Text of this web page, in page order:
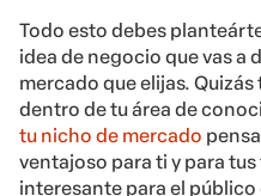
Todo esto debes
idea de negocio que vas a
mercado que elijas.
dentro de tu área de
tu nicho de mercado
ventajoso para ti y para
interesante para el